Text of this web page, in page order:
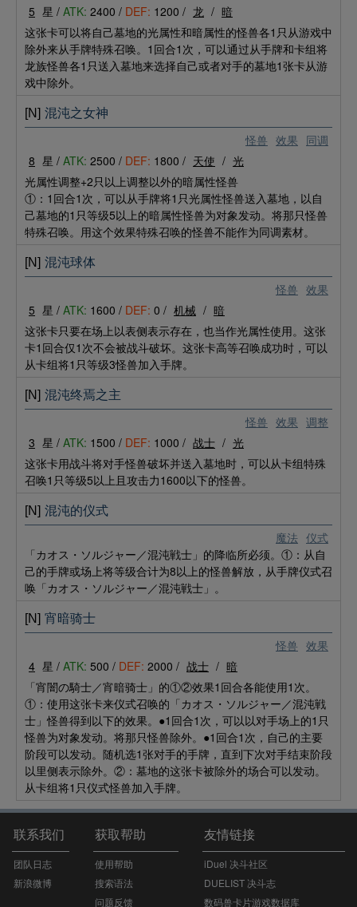
5 星 / ATK: 2400 / DEF: 1200 / 龙 / 暗
这张卡可以将自己墓地的光属性和暗属性的怪兽各1只从游戏中
除外来从手牌特殊召唤。1回合1次，可以通过从手牌和卡组将
龙族怪兽各1只送入墓地来选择自己或者对手的墓地1张卡从游
戏中除外。
怪兽 效果 同调
[N] 混沌之女神
8 星 / ATK: 2500 / DEF: 1800 / 天使 / 光
光属性调整+2只以上调整以外的暗属性怪兽
①：1回合1次，可以从手牌将1只光属性怪兽送入墓地，以自
己墓地的1只等级5以上的暗属性怪兽为对象发动。将那只怪兽
特殊召唤。用这个效果特殊召唤的怪兽不能作为同调素材。
怪兽 效果
[N] 混沌球体
5 星 / ATK: 1600 / DEF: 0 / 机械 / 暗
这张卡只要在场上以表侧表示存在，也当作光属性使用。这张
卡1回合仅1次不会被战斗破坏。这张卡高等召唤成功时，可以
从卡组将1只等级3怪兽加入手牌。
怪兽 效果 调整
[N] 混沌终焉之主
3 星 / ATK: 1500 / DEF: 1000 / 战士 / 光
这张卡用战斗将对手怪兽破坏并送入墓地时，可以从卡组特殊
召唤1只等级5以上且攻击力1600以下的怪兽。
魔法 仪式
[N] 混沌的仪式
「カオス・ソルジャー／混沌戦士」的降临所必须。①：从自
己的手牌或场上将等级合计为8以上的怪兽解放，从手牌仪式召
唤「カオス・ソルジャー／混沌戦士」。
怪兽 效果
[N] 宵暗骑士
4 星 / ATK: 500 / DEF: 2000 / 战士 / 暗
「宵闇の騎士／宵暗骑士」的①②效果1回合各能使用1次。
①：使用这张卡来仪式召唤的「カオス・ソルジャー／混沌戦
士」怪兽得到以下的效果。●1回合1次，可以以对手场上的1只
怪兽为对象发动。将那只怪兽除外。●1回合1次，自己的主要
阶段可以发动。随机选1张对手的手牌，直到下次对手结束阶段
以里侧表示除外。②：墓地的这张卡被除外的场合可以发动。
从卡组将1只仪式怪兽加入手牌。
联系我们
团队日志
新浪微博
获取帮助
使用帮助
搜索语法
问题反馈
友情链接
iDuel 决斗社区
DUELIST 决斗志
数码兽卡片游戏数据库